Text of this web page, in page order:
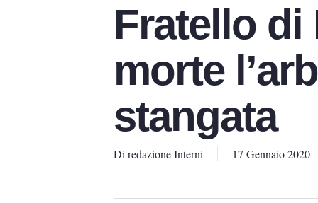
Fratello di
morte
stangata
Di redazione Interni 17 Gennaio 2020